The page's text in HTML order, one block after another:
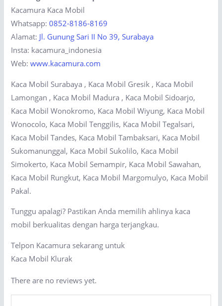
Kacamura Kaca Mobil
Whatsapp:0852-8186-8169
Alamat: Jl. Gunung Sari II No 39, Surabaya
Insta: kacamura_indonesia
Web:www.kacamura.com
Kaca Mobil Surabaya , Kaca Mobil Gresik , Kaca Mobil
Lamongan , Kaca Mobil Madura , Kaca Mobil Sidoarjo,
Kaca Mobil Wonokromo, Kaca Mobil Wiyung, Kaca Mobil
Wonocolo, Kaca Mobil Tenggilis, Kaca Mobil Tegalsari,
Kaca Mobil Tandes, Kaca Mobil Tambaksari, Kaca Mobil
Sukomanunggal, Kaca Mobil Sukolilo, Kaca Mobil
Simokerto, Kaca Mobil Semampir, Kaca Mobil Sawahan,
Kaca Mobil Rungkut, Kaca Mobil Margomulyo, Kaca Mobil
Pakal.
Tunggu apalagi? Pastikan Anda memilih ahlinya kaca
mobil berkualitas dengan harga terjangkau.
Telpon Kacamura sekarang untuk
Kaca Mobil Klurak
There are no reviews yet.